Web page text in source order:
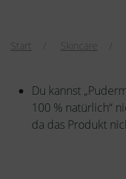
Start Skincare
Du kannst
100 % natürlich“
da das Produkt